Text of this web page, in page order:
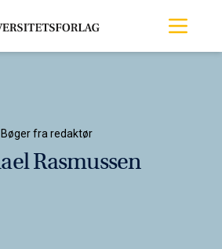
Bøger fra redaktør
Rasmussen